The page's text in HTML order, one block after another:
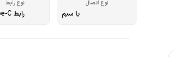
نوع اتصال
با سیم
نوع رابط
رابط USB Type-C